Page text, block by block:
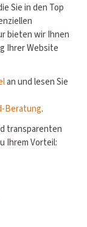
Sie in den Top
bieten wir Ihnen
Ihrer Website
an und lesen Sie
Beratung.
transparenten
Ihrem Vorteil: